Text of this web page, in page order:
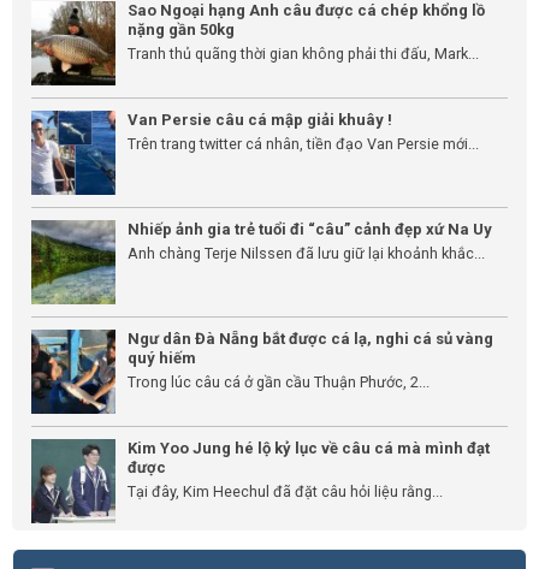
Sao Ngoại hạng Anh câu được cá chép khổng lồ
nặng gần 50kg
Tranh thủ quãng thời gian không phải thi đấu, Mark...
Van Persie câu cá mập giải khuây !
Trên trang twitter cá nhân, tiền đạo Van Persie mới...
Nhiếp ảnh gia trẻ tuổi đi “câu” cảnh đẹp xứ Na Uy
Anh chàng Terje Nilssen đã lưu giữ lại khoảnh khắc...
Ngư dân Đà Nẵng bắt được cá lạ, nghi cá sủ vàng
quý hiếm
Trong lúc câu cá ở gần cầu Thuận Phước, 2...
Kim Yoo Jung hé lộ kỷ lục về câu cá mà mình đạt
được
Tại đây, Kim Heechul đã đặt câu hỏi liệu rằng...